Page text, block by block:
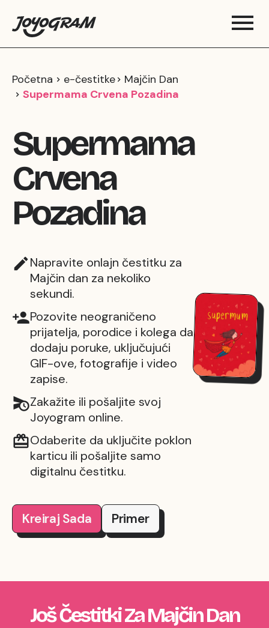
Početna e-čestitke
Majčin Dan
Supermama Crvena Pozadina
Supermama
Crvena
Pozadina
Napravite onlajn čestitku za
Majčin dan za nekoliko
sekundi.
Pozovite neograničeno
prijatelja, porodice i kolega da
dodaju poruke, uključujući
GIF-ove, fotografije i video
zapise.
Zakažite ili pošaljite svoj
Joyogram online.
Odaberite da uključite poklon
karticu ili pošaljite samo
digitalnu čestitku.
Kreiraj Sada Primer
Još Čestitki Za Majčin Dan